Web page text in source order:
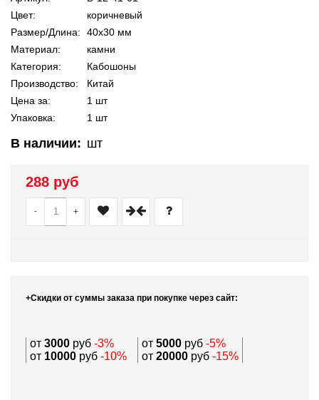
Цвет:
коричневый
Размер/Длина:
40х30 мм
Материал:
камни
Категория:
Кабошоны
Производство:
Китай
Цена за:
1 шт
Упаковка:
1 шт
В наличии: шт
288 руб
- +
+Скидки от суммы заказа при покупке через сайт:
от 3000 руб -3% от 5000 руб -5%
от 10000 руб -10% от 20000 руб -15%